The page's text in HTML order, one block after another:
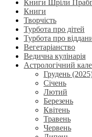
Книги Шріли
Книги
Творчість
Турбота про дітей
Турбота про
Вегетаріанство
Ведична кулінарія
Астрологічний
Грудень
Січень
Лютий
Березень
Квітень
Травень
Червень